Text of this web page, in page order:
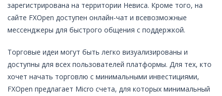
зарегиcтрирована на территории Невиса. Кроме того, на
сайте FXOpen доступен онлайн-чат и всевозможные
мессенджеры для быстрого общения с поддержкой.
Торговые идеи могут быть легко визуализированы и
доступны для всех пользователей платформы. Для тех, кто
хочет начать торговлю с минимальными инвестициями,
FXOpen предлагает Micro счета, для которых минимальный